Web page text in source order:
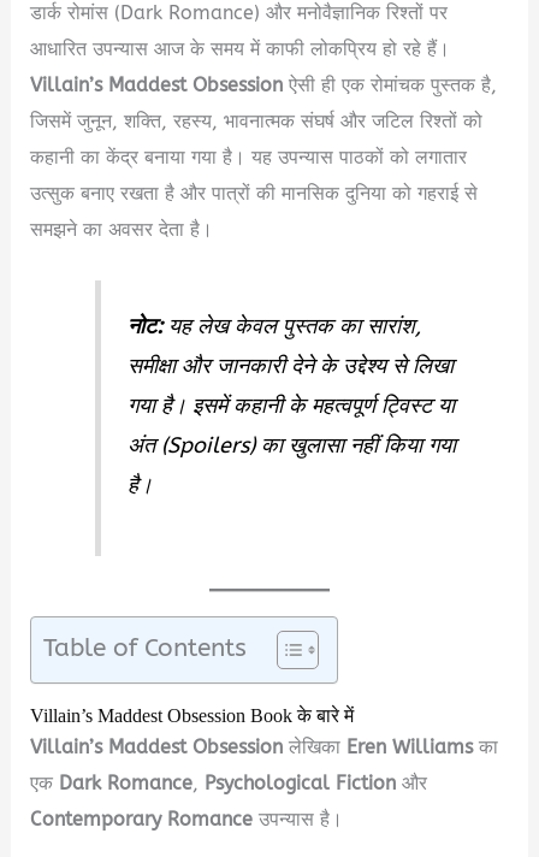
डार्क रोमांस (Dark Romance) और मनोवैज्ञानिक रिश्तों पर
आधारित उपन्यास आज के समय में काफी लोकप्रिय हो रहे हैं।
Villain’s Maddest Obsession ऐसी ही एक रोमांचक पुस्तक है,
जिसमें जुनून, शक्ति, रहस्य, भावनात्मक संघर्ष और जटिल रिश्तों को
कहानी का केंद्र बनाया गया है। यह उपन्यास पाठकों को लगातार
उत्सुक बनाए रखता है और पात्रों की मानसिक दुनिया को गहराई से
समझने का अवसर देता है।
नोट:यह लेख केवल पुस्तक का सारांश,
समीक्षा और जानकारी देने के उद्देश्य से लिखा
गया है। इसमें कहानी के महत्वपूर्ण ट्विस्ट या
अंत (Spoilers) का खुलासा नहीं किया गया
है।
Table of Contents
Villain’s Maddest Obsession Book के बारे में
Villain’s Maddest Obsession लेखिका Eren Williamsका
एक Dark Romance, Psychological Fiction और
Contemporary Romance उपन्यास है।